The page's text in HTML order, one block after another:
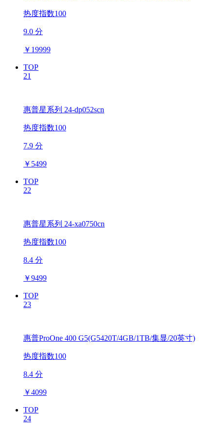
热度指数100
9.0 分
￥ 19999
TOP
21
惠普星系列 24-dp052scn
热度指数100
7.9 分
￥ 5499
TOP
22
惠普星系列 24-xa0750cn
热度指数100
8.4 分
￥9499
TOP
23
惠普ProOne 400 G5(G5420T/4GB/1TB/集显/20英寸)
热度指数100
8.4 分
￥4099
TOP
24